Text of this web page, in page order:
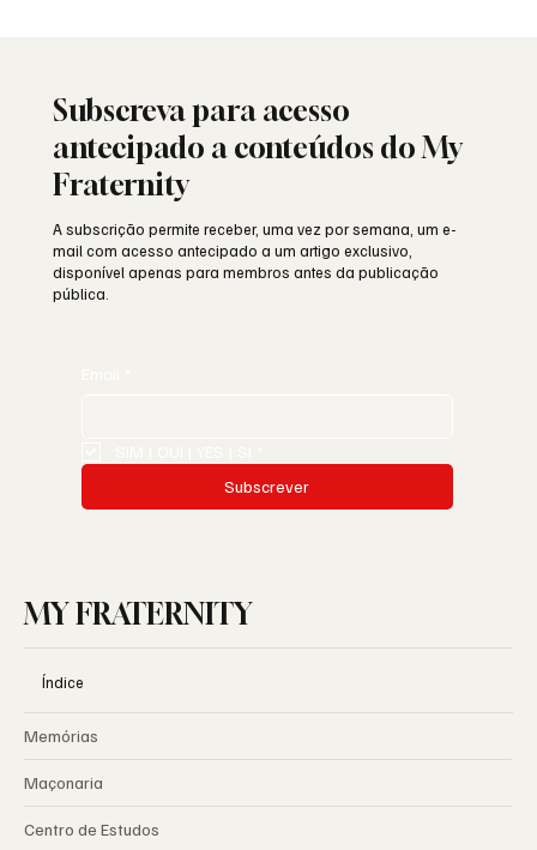
Subscreva para acesso
antecipado a conteúdos do My
Fraternity
A subscrição permite receber, uma vez por semana, um e-
mail com acesso antecipado a um artigo exclusivo,
disponível apenas para membros antes da publicação
pública.
Subscrever
MY FRATERNITY
Índice
Memórias
Maçonaria
Centro de Estudos